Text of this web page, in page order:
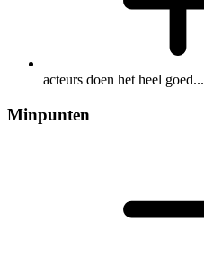
acteurs doen het heel goed...
Minpunten